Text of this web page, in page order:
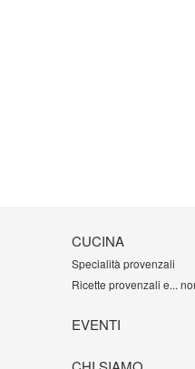
CUCINA
Specialità provenzali
Ricette provenzali e...
EVENTI